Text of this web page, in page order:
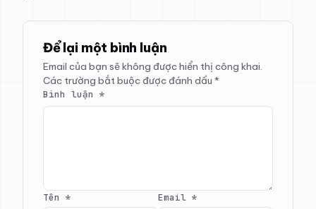
Để lại một bình luận
Email của bạn sẽ không được hiển thị công khai.
Các trường bắt buộc được đánh dấu *
Bình luận *
Tên * Email *